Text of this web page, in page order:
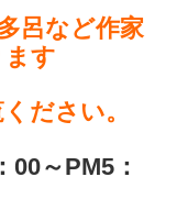
呂など作家
ます
ださい。
～PM5：